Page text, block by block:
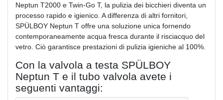
Neptun T2000 e Twin-Go T, la pulizia dei bicchieri diventa un
processo rapido e igienico. A differenza di altri fornitori,
SPÜLBOY Neptun T offre una soluzione unica fornendo
contemporaneamente acqua fresca durante il risciacquo del
vetro. Ciò garantisce prestazioni di pulizia igieniche al 100%.
Con la valvola a testa SPÜLBOY
Neptun T e il tubo valvola avete i
seguenti vantaggi: